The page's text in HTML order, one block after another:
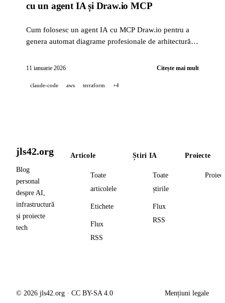
cu un agent IA și Draw.io MCP
Cum folosesc un agent IA cu MCP Draw.io pentru a
genera automat diagrame profesionale de arhitectură
11 ianuarie 2026 Citește mai mult
claude-code aws terraform +4
jls42.org
Blog
personal
despre AI,
infrastructură
și proiecte
tech
Articole
Toate
articolele
Etichete
Flux
RSS
Știri IA
Toate
știrile
Flux
RSS
Proiecte
© 2026 jls42.org · CC BY-SA 4.0 Mențiuni legale